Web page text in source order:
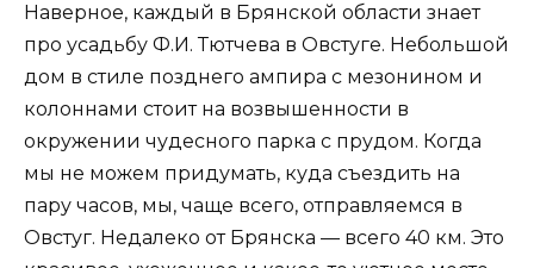
Наверное, каждый в Брянской области знает
про усадьбу Ф.И. Тютчева в Овстуге. Небольшой
дом в стиле позднего ампира с мезонином и
колоннами стоит на возвышенности в
окружении чудесного парка с прудом. Когда
мы не можем придумать, куда съездить на
пару часов, мы, чаще всего, отправляемся в
Овстуг. Недалеко от Брянска — всего 40 км. Это